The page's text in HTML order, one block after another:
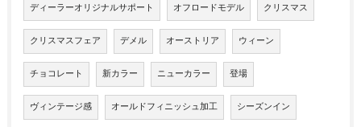
ディーラーオリジナルサポート オフロードモデル クリスマス
クリスマスフェア デメル オーストリア ウィーン
チョコレート 新カラー ニューカラー 登場
ヴィンテージ感 オールドフィニッシュ加工 シーズンイン